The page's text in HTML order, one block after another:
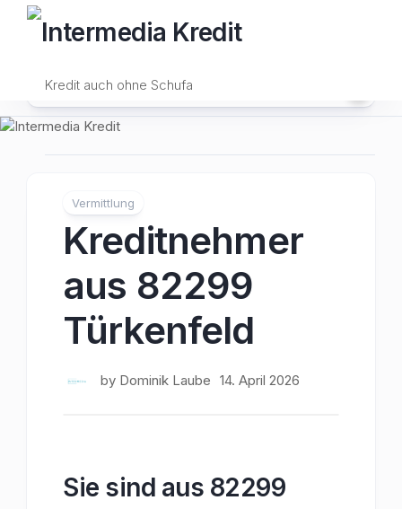
Kredit auch ohne Schufa
Vermittlung
Kreditnehmer
aus 82299
Türkenfeld
by Dominik Laube 14. April 2026
Sie sind aus 82299